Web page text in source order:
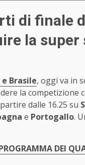
di finale
la
Brasile, oggi va in
la competizione
dalle 16.25 su
e Portogallo.
DEI